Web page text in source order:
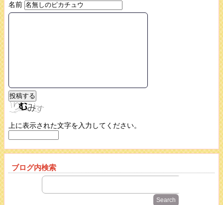
名前
上に表示された文字を入力してください。
ブログ内検索